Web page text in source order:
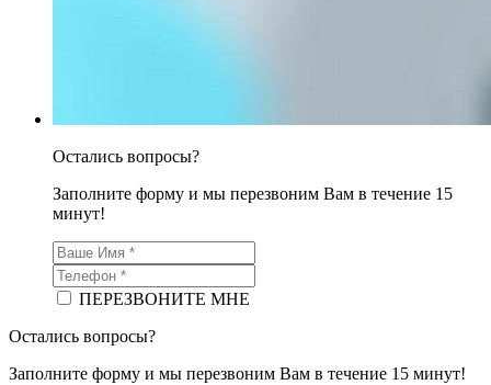
Остались вопросы?
Заполните форму и мы перезвоним Вам в течение 15
минут!
ПЕРЕЗВОНИТЕ МНЕ
Остались вопросы?
Заполните форму и мы перезвоним Вам в течение 15 минут!